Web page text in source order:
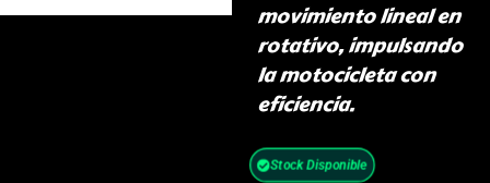
movimiento lineal en
rotativo, impulsando
la motocicleta con
eficiencia.
Stock Disponible